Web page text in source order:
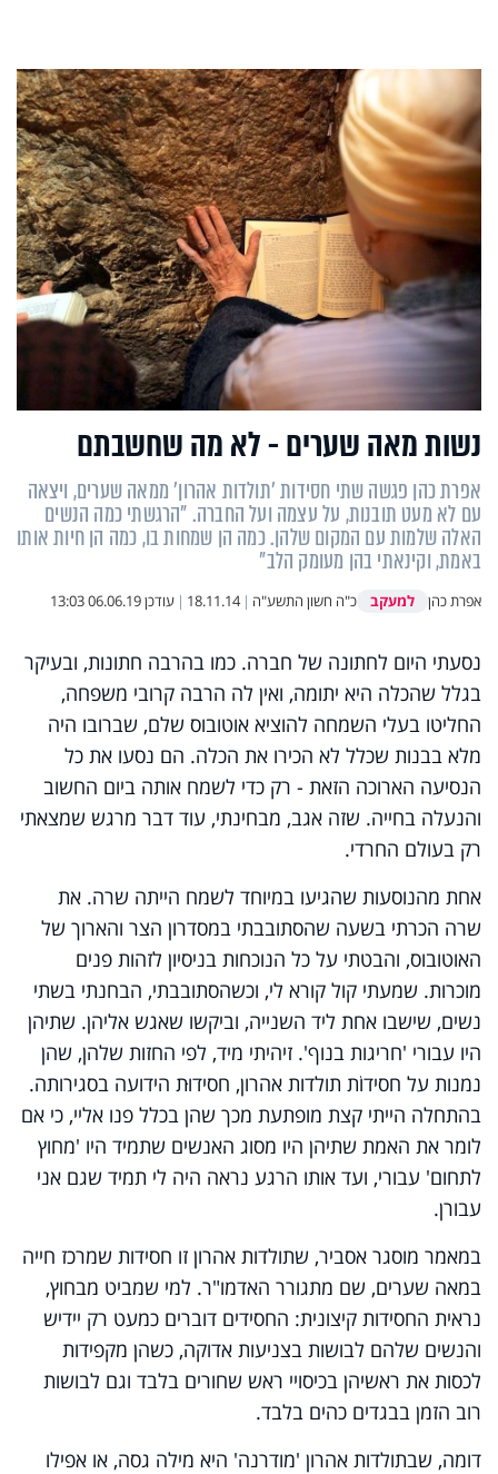
נשות מאה שערים - לא מה שחשבתם
אפרת כהן פגשה שתי חסידות 'תולדות אהרון' ממאה שערים, ויצאה
עם לא מעט תובנות, על עצמה ועל החברה. "הרגשתי כמה הנשים
האלה שלמות עם המקום שלהן. כמה הן שמחות בו, כמה הן חיות אותו
באמת, וקינאתי בהן מעומק הלב"
אפרת כהן למעקב כ"ה חשון התשע"ה |
18.11.14
| עודכן06.06.19 13:03
נסעתי היום לחתונה של חברה. כמו בהרבה חתונות, ובעיקר
בגלל שהכלה היא יתומה, ואין לה הרבה קרובי משפחה,
החליטו בעלי השמחה להוציא אוטובוס שלם, שברובו היה
מלא בבנות שכלל לא הכירו את הכלה. הם נסעו את כל
הנסיעה הארוכה הזאת - רק כדי לשמח אותה ביום החשוב
והנעלה בחייה. שזה אגב, מבחינתי, עוד דבר מרגש שמצאתי
רק בעולם החרדי.
אחת מהנוסעות שהגיעו במיוחד לשמח הייתה שרה. את
שרה הכרתי בשעה שהסתובבתי במסדרון הצר והארוך של
האוטובוס, והבטתי על כל הנוכחות בניסיון לזהות פנים
מוכרות. שמעתי קול קורא לי, וכשהסתובבתי, הבחנתי בשתי
נשים, שישבו אחת ליד השנייה, וביקשו שאגש אליהן. שתיהן
היו עבורי 'חריגות בנוף'. זיהיתי מיד, לפי החזות שלהן, שהן
נמנות על חסידוֹת תולדות אהרון, חסידוּת הידועה בסגירותה.
בהתחלה הייתי קצת מופתעת מכך שהן בכלל פנו אליי, כי אם
לומר את האמת שתיהן היו מסוג האנשים שתמיד היו 'מחוץ
לתחום' עבורי, ועד אותו הרגע נראה היה לי תמיד שגם אני
עבורן.
במאמר מוסגר אסביר, שתולדות אהרון זו חסידות שמרכז חייה
במאה שערים, שם מתגורר האדמו"ר. למי שמביט מבחוץ,
נראית החסידות קיצונית: החסידים דוברים כמעט רק יידיש
והנשים שלהם לבושות בצניעות אדוקה, כשהן מקפידות
לכסות את ראשיהן בכיסויי ראש שחורים בלבד וגם לבושות
רוב הזמן בבגדים כהים בלבד.
דומה, שבתולדות אהרון 'מודרנה' היא מילה גסה, או אפילו